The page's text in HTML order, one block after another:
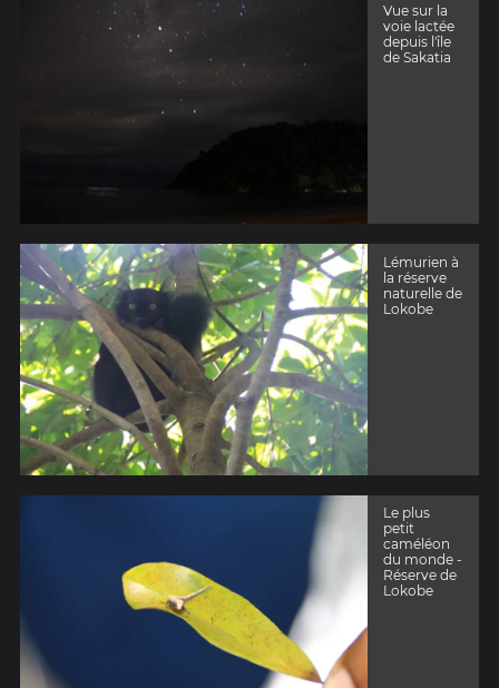
Vue sur la
voie lactée
depuis l'île
de Sakatia
Lémurien à
la réserve
naturelle de
Lokobe
Le plus
petit
caméléon
du monde -
Réserve de
Lokobe